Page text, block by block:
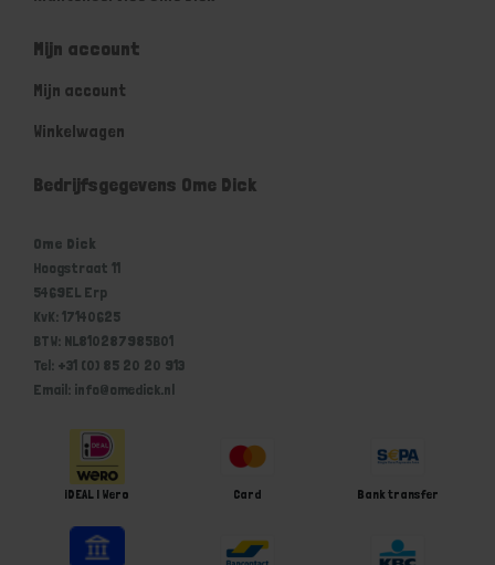
Mijn account
Mijn account
Winkelwagen
Bedrijfsgegevens Ome Dick
Ome Dick
Hoogstraat 11
5469EL Erp
KvK: 17140625
BTW: NL810287985B01
Tel: +31 (0) 85 20 20 913
Email: info@omedick.nl
iDEAL | Wero Card Bank transfer